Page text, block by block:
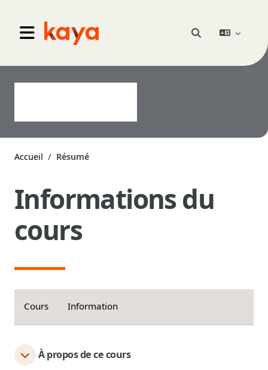
Panneau latéral
Go to home Activer/désactiver
Accueil Résumé
Informations du
cours
Cours Information
À propos de ce cours